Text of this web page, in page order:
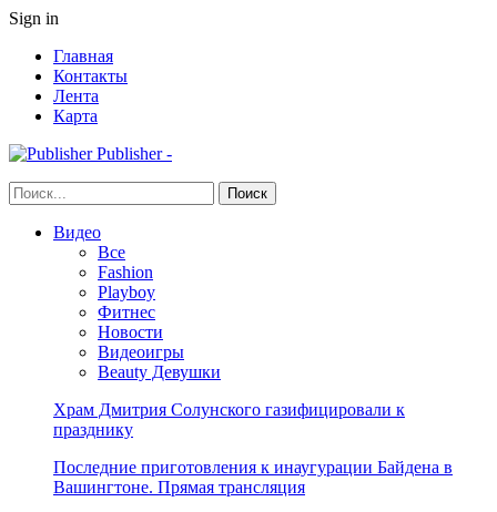
Sign in
Главная
Контакты
Лента
Карта
Publisher -
Видео
Все
Fashion
Playboy
Фитнес
Новости
Видеоигры
Beauty Девушки
Храм Дмитрия Солунского газифицировали к
празднику
Последние приготовления к инаугурации Байдена в
Вашингтоне. Прямая трансляция